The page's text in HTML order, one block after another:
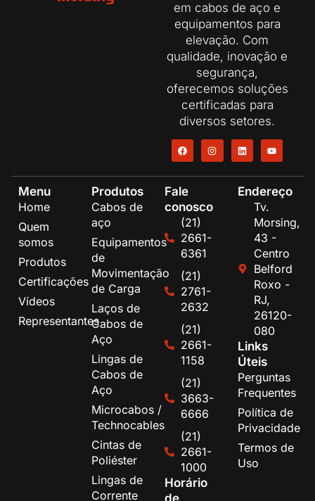
em cabos de aço e
equipamentos para
elevação. Com
qualidade, inovação e
segurança,
oferecemos soluções
certificadas para
diversos setores.
Menu
Home
Quem
somos
Produtos
Certificações
Vídeos
Representantes
Produtos
Cabos de
aço
Equipamentos
de
Movimentação
de Carga
Laços de
Cabos de
Aço
Lingas de
Cabos de
Aço
Microcabos /
Technocables
Cintas de
Poliéster
Lingas de
Corrente
Fale
conosco
(21)
2661-
6361
(21)
2761-
2632
(21)
2661-
1158
(21)
3663-
6666
(21)
2661-
1000
Horário
de
Endereço
Tv.
Morsing,
43 -
Centro
Belford
Roxo -
RJ,
26120-
080
Links
Úteis
Perguntas
Frequentes
Política de
Privacidade
Termos de
Uso